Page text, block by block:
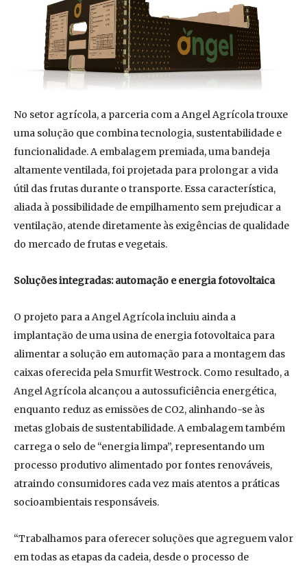
No setor agrícola, a parceria com a Angel Agrícola trouxe
uma solução que combina tecnologia, sustentabilidade e
funcionalidade. A embalagem premiada, uma bandeja
altamente ventilada, foi projetada para prolongar a vida
útil das frutas durante o transporte. Essa característica,
aliada à possibilidade de empilhamento sem prejudicar a
ventilação, atende diretamente às exigências de qualidade
do mercado de frutas e vegetais.
Soluções integradas: automação e energia fotovoltaica
O projeto para a Angel Agrícola incluiu ainda a
implantação de uma usina de energia fotovoltaica para
alimentar a solução em automação para a montagem das
caixas oferecida pela Smurfit Westrock. Como resultado, a
Angel Agrícola alcançou a autossuficiência energética,
enquanto reduz as emissões de CO2, alinhando-se às
metas globais de sustentabilidade. A embalagem também
carrega o selo de “energia limpa”, representando um
processo produtivo alimentado por fontes renováveis,
atraindo consumidores cada vez mais atentos a práticas
socioambientais responsáveis.
“Trabalhamos para oferecer soluções que agreguem valor
em todas as etapas da cadeia, desde o processo de